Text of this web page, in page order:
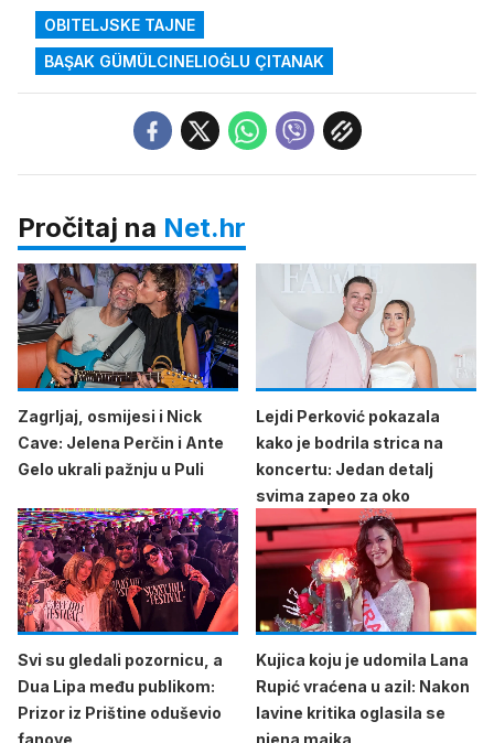
OBITELJSKE TAJNE
BAŞAK GÜMÜLCINELIOĠLU ÇITANAK
Pročitaj na Net.hr
Zagrljaj, osmijesi i Nick
Cave: Jelena Perčin i Ante
Gelo ukrali pažnju u Puli
Lejdi Perković pokazala
kako je bodrila strica na
koncertu: Jedan detalj
svima zapeo za oko
Svi su gledali pozornicu, a
Dua Lipa među publikom:
Prizor iz Prištine oduševio
Kujica koju je udomila Lana
Rupić vraćena u azil: Nakon
lavine kritika oglasila se